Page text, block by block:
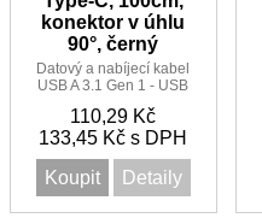
konektor v úhlu
90°, černý
Datový a nabíjecí kabel
USB A 3.1 Gen 1 - USB
110,29 Kč
133,45 Kč s DPH
Koupit
Detaily